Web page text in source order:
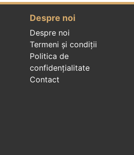
Despre noi
Despre noi
Termeni și condiții
Politica de
confidenţialitate
Contact